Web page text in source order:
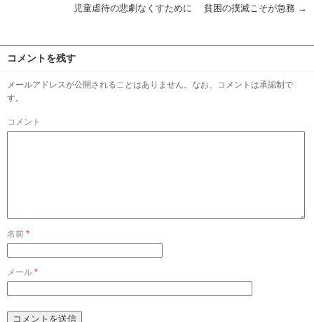
児童虐待の悲劇なくすために 貧困の撲滅こそが急務 →
コメントを残す
メールアドレスが公開されることはありません。なお、コメントは承認制で
す。
コメント
名前 *
メール *